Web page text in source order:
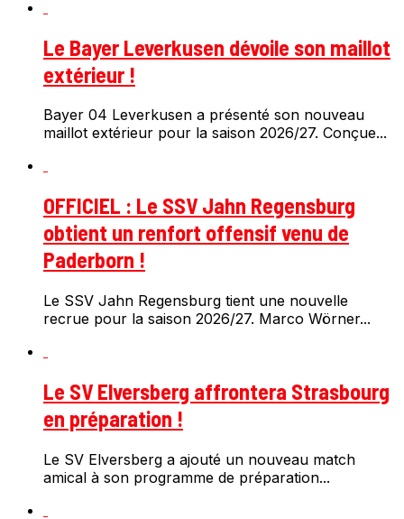
Le Bayer Leverkusen dévoile son maillot
extérieur !
Bayer 04 Leverkusen a présenté son nouveau
maillot extérieur pour la saison 2026/27. Conçue...
OFFICIEL : Le SSV Jahn Regensburg
obtient un renfort offensif venu de
Paderborn !
Le SSV Jahn Regensburg tient une nouvelle
recrue pour la saison 2026/27. Marco Wörner...
Le SV Elversberg affrontera Strasbourg
en préparation !
Le SV Elversberg a ajouté un nouveau match
amical à son programme de préparation...